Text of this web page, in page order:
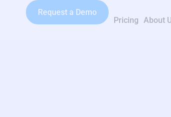
About
Pricing
Request a Demo